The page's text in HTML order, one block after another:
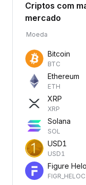
Criptos com
mercado
Moeda
Bitcoin
BTC
Ethereum
ETH
XRP
XRP
Solana
SOL
USD1
USD1
Figure
FIGR_HELOC